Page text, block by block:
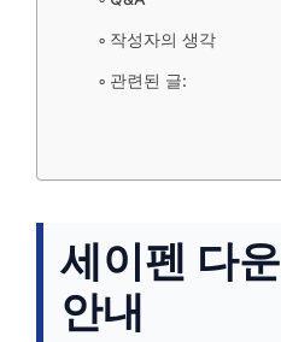
작성자의 생각
관련된 글:
세이펜 다
안내